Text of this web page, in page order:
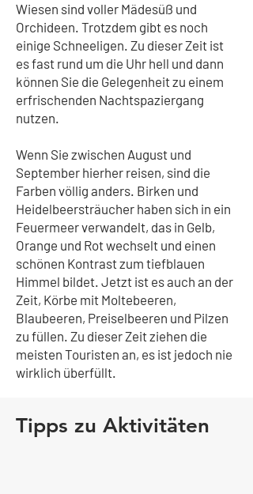
Wiesen sind voller Mädesüß und
Orchideen. Trotzdem gibt es noch
einige Schneeligen. Zu dieser Zeit ist
es fast rund um die Uhr hell und dann
können Sie die Gelegenheit zu einem
erfrischenden Nachtspaziergang
nutzen.
Wenn Sie zwischen August und
September hierher reisen, sind die
Farben völlig anders. Birken und
Heidelbeersträucher haben sich in ein
Feuermeer verwandelt, das in Gelb,
Orange und Rot wechselt und einen
schönen Kontrast zum tiefblauen
Himmel bildet. Jetzt ist es auch an der
Zeit, Körbe mit Moltebeeren,
Blaubeeren, Preiselbeeren und Pilzen
zu füllen. Zu dieser Zeit ziehen die
meisten Touristen an, es ist jedoch nie
wirklich überfüllt.
Tipps zu Aktivitäten